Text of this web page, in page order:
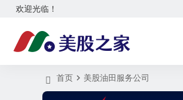
欢迎光临！
首页 美股油田服务公司